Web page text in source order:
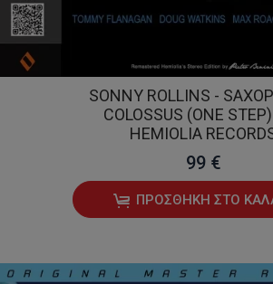
SONNY ROLLINS -
COLOSSUS (ONE
HEMIOLIA
99 €
ΠΡΟΣΘΉΚΗ ΣΤΟ